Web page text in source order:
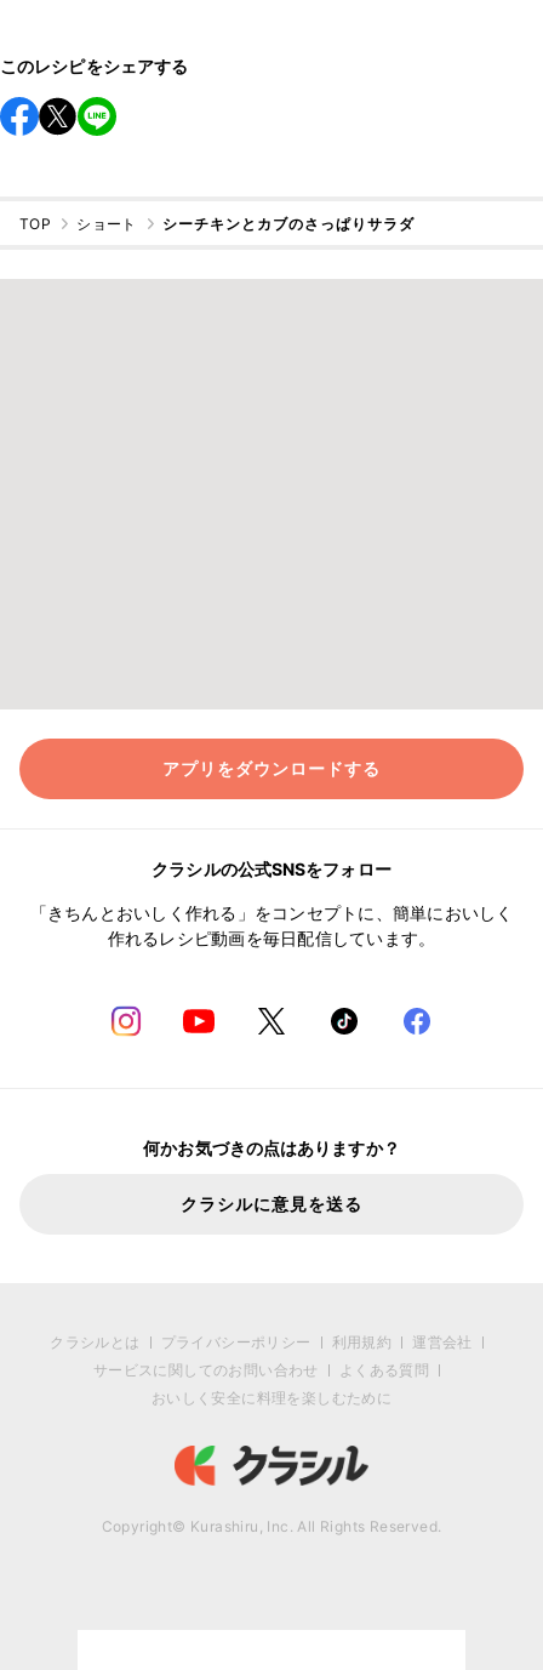
このレシピをシェアする
TOP ショート シーチキンとカブのさっぱりサラダ
アプリをダウンロードする
クラシルの公式SNSをフォロー
「きちんとおいしく作れる」をコンセプトに、簡単においしく
作れるレシピ動画を毎日配信しています。
何かお気づきの点はありますか？
クラシルに意見を送る
クラシルとは プライバシーポリシー 利用規約
運営会社
サービスに関してのお問い合わせ
よくある質問
おいしく安全に料理を楽しむために
Copyright© Kurashiru, Inc. All Rights Reserved.